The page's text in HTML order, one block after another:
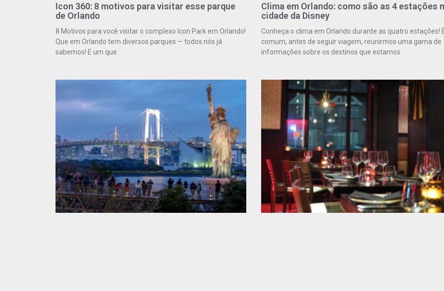
Icon 360: 8 motivos para visitar esse parque
de Orlando
8 Motivos para você visitar o complexo Icon Park em Orlando!
Que em Orlando tem diversos parques — todos nós já
sabemos! E um que
Clima em Orlando: como são as 4 estações
cidade da Disney
Conheça o clima em Orlando durante as quatro estações!
comum, antes de seguir viagem, reunirmos uma gama de
informações sobre os destinos que estamos